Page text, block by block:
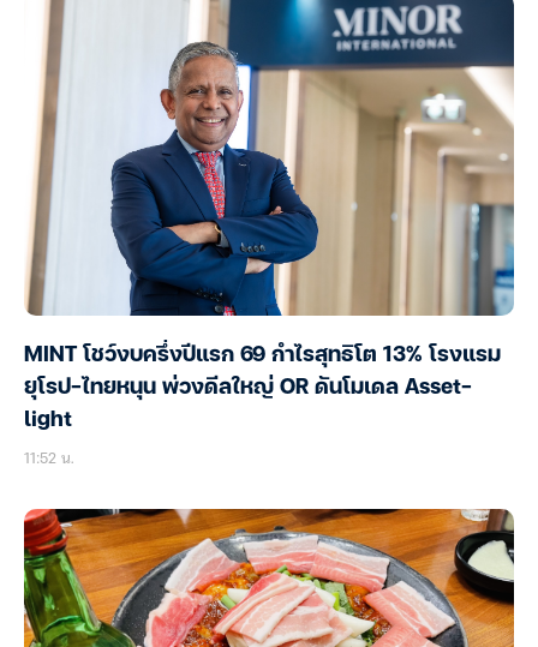
MINT โชว์งบครึ่งปีแรก 69 กำไรสุทธิโต 13% โรงแรม
ยุโรป-ไทยหนุน พ่วงดีลใหญ่ OR ดันโมเดล Asset-
light
11:52 น.